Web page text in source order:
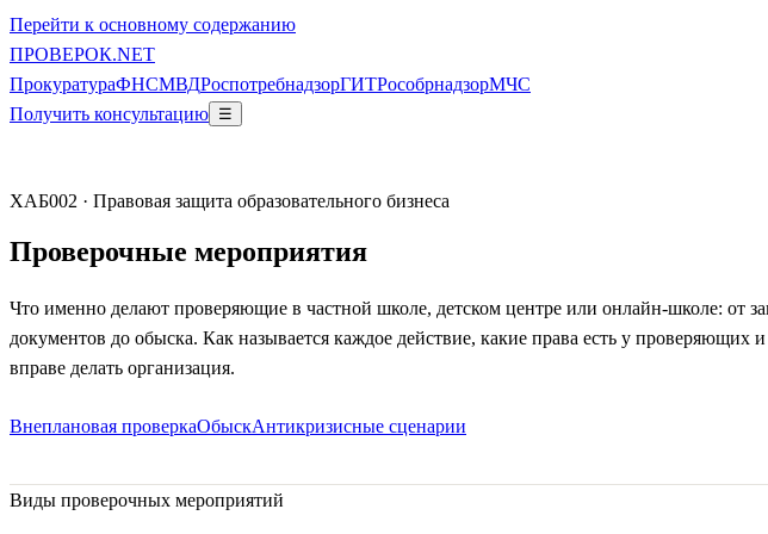
Перейти к основному содержанию
ПРОВЕРОК.NET
ПрокуратураФНСМВДРоспотребнадзорГИТРособрнадзорМЧС
Получить консультацию ☰
ХАБ002 · Правовая защита образовательного бизнеса
Проверочные мероприятия
Что именно делают проверяющие в частной школе, детском центре или онлайн-школе: от
документов до обыска. Как называется каждое действие, какие права есть у проверяющих
вправе делать организация.
Внеплановая проверкаОбыскАнтикризисные сценарии
Виды проверочных мероприятий